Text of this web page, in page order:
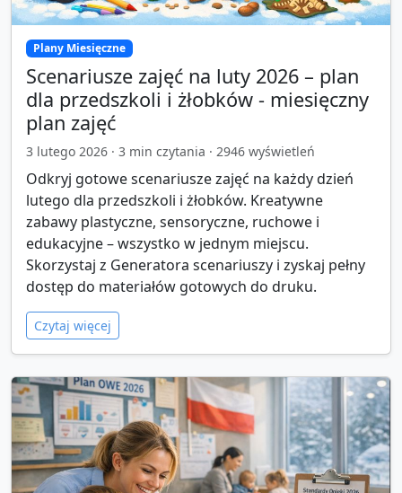
Plany Miesięczne
Scenariusze zajęć na luty 2026 – plan
dla przedszkoli i żłobków - miesięczny
plan zajęć
3 lutego 2026 · 3 min czytania · 2946 wyświetleń
Odkryj gotowe scenariusze zajęć na każdy dzień
lutego dla przedszkoli i żłobków. Kreatywne
zabawy plastyczne, sensoryczne, ruchowe i
edukacyjne – wszystko w jednym miejscu.
Skorzystaj z Generatora scenariuszy i zyskaj pełny
dostęp do materiałów gotowych do druku.
Czytaj więcej